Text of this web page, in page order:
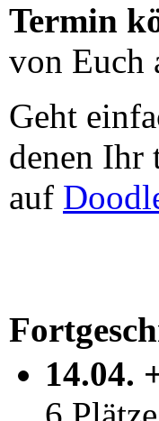
Termin
von Euch
Geht
denen Ihr
auf
14.04.